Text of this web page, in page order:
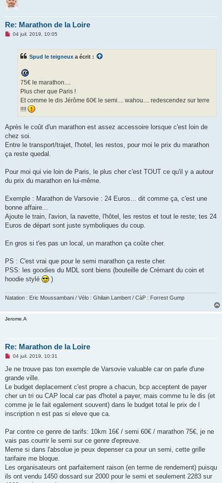
Re: Marathon de la Loire
M04 juil. 2019, 10:05
Spud le teigneux a écrit :
75€ le marathon....
Plus cher que Paris !
Et comme le dis Jérôme 60€ le semi.... wahou.... redescendez sur terre
!!!!
Après le coût d'un marathon est assez accessoire lorsque c'est loin de
chez soi.
Entre le transport/trajet, l'hotel, les restos, pour moi le prix du marathon
ça reste quedal.
Pour moi qui vie loin de Paris, le plus cher c'est TOUT ce qu'il y a autour
du prix du marathon en lui-même.
Exemple : Marathon de Varsovie : 24 Euros... dit comme ça, c'est une
bonne affaire...
Ajoute le train, l'avion, la navette, l'hôtel, les restos et tout le reste; tes 24
Euros de départ sont juste symboliques du coup.
En gros si t'es pas un local, un marathon ça coûte cher.
PS : C'est vrai que pour le semi marathon ça reste cher.
PSS: les goodies du MDL sont biens (bouteille de Crémant du coin et
hoodie stylé
)
Natation : Eric Moussambani / Vélo : Ghilain Lambert / CàP : Forrest Gump
Jerome.A
Re: Marathon de la Loire
M
s
a
g
n
o
l
04 juil. 2019, 10:31
Je ne trouve pas ton exemple de Varsovie valuable car on parle d'une
grande ville.
Le budget deplacement c'est propre a chacun, bcp acceptent de payer
cher un tri ou CAP local car pas d'hotel a payer, mais comme tu le dis (et
comme je le fait egalement souvent) dans le budget total le prix de l
inscription n est pas si eleve que ca.
Par contre ce genre de tarifs: 10km 16€ / semi 60€ / marathon 75€, je ne
vais pas courrir le semi sur ce genre d'epreuve.
Meme si dans l'absolue je peux depenser ca pour un semi, cette grille
tarifaire me bloque.
Les organisateurs ont parfaitement raison (en terme de rendement) puisqu
ils ont vendu 1450 dossard sur 2000 pour le semi et seulement 2283 sur